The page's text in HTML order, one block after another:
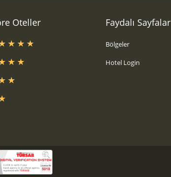
Oteller Faydalı Sayfalar
Bölgeler
Hotel Login